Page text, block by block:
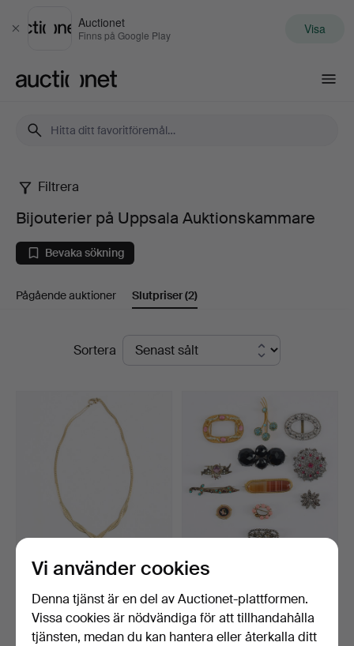
Stäng
Auctionet
Finns på Google Play Visa
Bijouterier
på
Uppsala
Auktionskammare
Filtrera
Bijouterier på Uppsala Auktionskammare
Bevaka sökning
Pågående auktioner Slutpriser(2)
SlutpriserSortera
PIERRE CARDIN halsband.
Klubbades 29 mar 2026
1 bud
32 USD
BROSCHER, 12 st,
bijouterier, tidigt 1900-…
Klubbades 10 mar 2026
13 bud
138 USD
Vi använder cookies
Denna tjänst är en del av Auctionet-plattformen.
Vissa cookies är nödvändiga för att tillhandahålla
tjänsten, medan du kan hantera eller återkalla ditt